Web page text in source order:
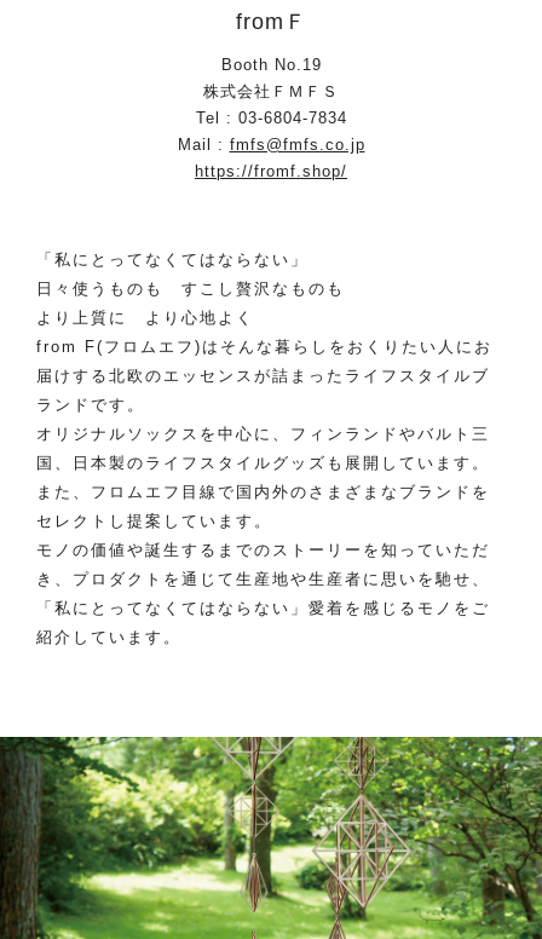
fromＦ
Booth No.19
株式会社ＦＭＦＳ
Tel : 03-6804-7834
Mail : fmfs@fmfs.co.jp
https://fromf.shop/
「私にとってなくてはならない」
日々使うものも すこし贅沢なものも
より上質に より心地よく
from F(フロムエフ)はそんな暮らしをおくりたい人にお
届けする北欧のエッセンスが詰まったライフスタイルブ
ランドです。
オリジナルソックスを中心に、フィンランドやバルト三
国、日本製のライフスタイルグッズも展開しています。
また、フロムエフ目線で国内外のさまざまなブランドを
セレクトし提案しています。
モノの価値や誕生するまでのストーリーを知っていただ
き、プロダクトを通じて生産地や生産者に思いを馳せ、
「私にとってなくてはならない」愛着を感じるモノをご
紹介しています。